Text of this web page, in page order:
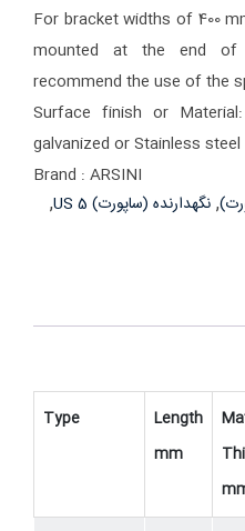
For bracket widths of 400
mounted at the end of
recommend the use of the
Surface finish or
galvanized or Stainless steel
Brand : ARSINI
, نگهدارنده (ساپورت) US 5 ,
Type
Length
mm